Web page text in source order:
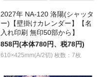
2027年 NA-120 洛陽(シャッタ
ー)【壁掛けカレンダー】【名
入れ印刷 無印50部から】
858円(本体780円、税78円)
610×425mm(A/2切) 枚数：7枚